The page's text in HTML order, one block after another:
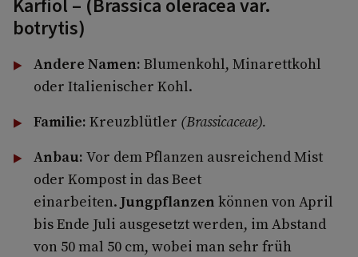
Karfiol – (Brassica oleracea var.
botrytis)
Andere Namen: Blumenkohl, Minarettkohl
oder Italienischer Kohl.
Familie: Kreuzblütler (Brassicaceae).
Anbau: Vor dem Pflanzen ausreichend Mist
oder Kompost in das Beet
einarbeiten. Jungpflanzen können von April
bis Ende Juli ausgesetzt werden, im Abstand
von 50 mal 50 cm, wobei man sehr früh